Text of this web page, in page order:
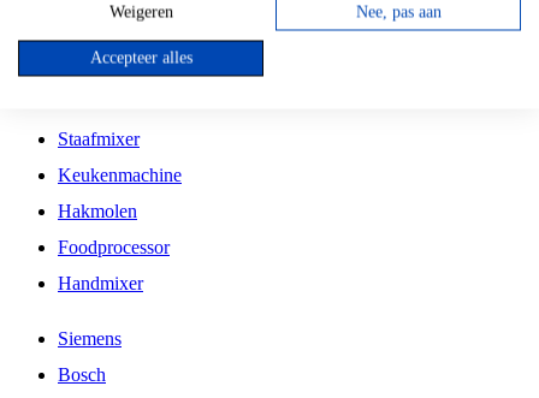
Inbouw Gaskookplaat
Inbouw Keramische Kookplaat
Kookplaat Accessoires
Staafmixer
Keukenmachine
Hakmolen
Foodprocessor
Handmixer
Siemens
Bosch
Weigeren Nee, pas aan
Accepteer alles